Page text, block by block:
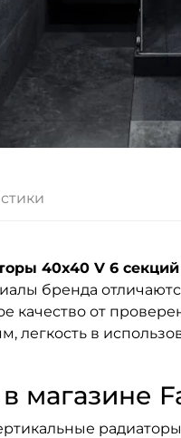
40x40 V 6 секций
бренда
качество от
легкость в
в магазине